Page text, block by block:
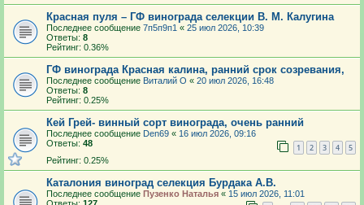
Красная пуля – ГФ винограда селекции В. М. Калугина
Последнее сообщение 7п5п9п1 « 25 июл 2026, 10:39
Ответы: 8
Рейтинг: 0.36%
ГФ винограда Красная калина, ранний срок созревания,
Последнее сообщение Виталий О « 20 июл 2026, 16:48
Ответы: 8
Рейтинг: 0.25%
Кей Грей- винный сорт винограда, очень ранний
Последнее сообщение Den69 « 16 июл 2026, 09:16
Ответы: 48 1 2 3 4 5
Рейтинг: 0.25%
Каталония виноград селекция Бурдака А.В.
Последнее сообщение Пузенко Наталья « 15 июл 2026, 11:01